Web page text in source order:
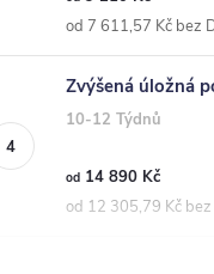
od 7 611,57 Kč bez
Zvýšená úložná
10-12 Týdnů
od 14 890 Kč
od 12 305,79 Kč bez